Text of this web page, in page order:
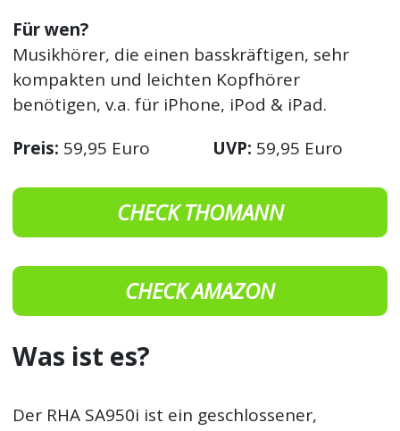
Für wen?
Musikhörer, die einen basskräftigen, sehr
kompakten und leichten Kopfhörer
benötigen, v.a. für iPhone, iPod & iPad.
Preis: 59,95 Euro UVP: 59,95 Euro
CHECK THOMANN
CHECK AMAZON
Was ist es?
Der RHA SA950i ist ein geschlossener,